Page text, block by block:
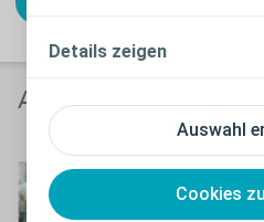
Auswahl
Cookies
Details zeigen
Anwender berichten
bei